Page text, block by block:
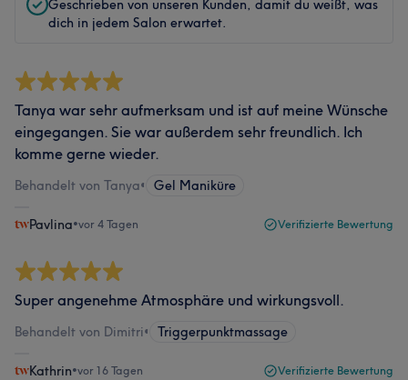
Geschrieben von unseren Kunden, damit du weißt, was
dich in jedem Salon erwartet.
Tanya war sehr aufmerksam und ist auf meine Wünsche
eingegangen. Sie war außerdem sehr freundlich. Ich
komme gerne wieder.
Behandelt von Tanya• Gel Maniküre
Pavlina•vor 4 Tagen Verifizierte Bewertung
Super angenehme Atmosphäre und wirkungsvoll.
Behandelt von Dimitri• Triggerpunktmassage
Kathrin•vor 16 Tagen Verifizierte Bewertung